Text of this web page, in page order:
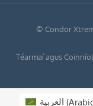
© Condor
Téarmaí agus
العربية (